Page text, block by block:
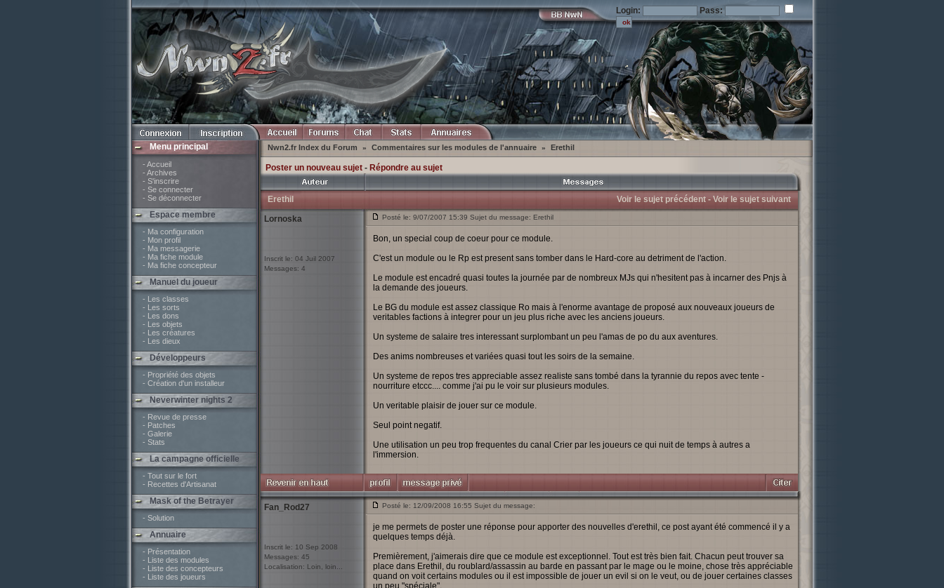
Login: Pass:
Menu principal
- Accueil
- Archives
- S'inscrire
- Se connecter
- Se déconnecter
Espace membre
- Ma configuration
- Mon profil
- Ma messagerie
- Ma fiche module
- Ma fiche concepteur
Manuel du joueur
- Les classes
- Les sorts
- Les dons
- Les objets
- Les créatures
- Les dieux
Développeurs
- Propriété des objets
- Création d'un installeur
Neverwinter nights 2
- Revue de presse
- Patches
- Galerie
- Stats
La campagne officielle
- Tout sur le fort
- Recettes d'Artisanat
Mask of the Betrayer
- Solution
Annuaire
- Présentation
- Liste des modules
- Liste des concepteurs
- Liste des joueurs
Nwn2.fr Index du Forum » Commentaires sur les modules de l'annuaire » Erethil
Poster un nouveau sujet- Répondre au sujet
Erethil Voir le sujet précédent - Voir le sujet suivant
Lornoska
Inscrit le: 04 Juil 2007
Messages: 4
Posté le: 9/07/2007 15:39 Sujet du message: Erethil
Bon, un special coup de coeur pour ce module.
C'est un module ou le Rp est present sans tomber dans le Hard-core au detriment de l'action.
Le module est encadré quasi toutes la journée par de nombreux MJs qui n'hesitent pas à incarner des Pnjs à
la demande des joueurs.
Le BG du module est assez classique Ro mais à l'enorme avantage de proposé aux nouveaux joueurs de
veritables factions à integrer pour un jeu plus riche avec les anciens joueurs.
Un systeme de salaire tres interessant surplombant un peu l'amas de po du aux aventures.
Des anims nombreuses et variées quasi tout les soirs de la semaine.
Un systeme de repos tres appreciable assez realiste sans tombé dans la tyrannie du repos avec tente -
nourriture etccc.... comme j'ai pu le voir sur plusieurs modules.
Un veritable plaisir de jouer sur ce module.
Seul point negatif.
Une utilisation un peu trop frequentes du canal Crier par les joueurs ce qui nuit de temps à autres a
l'immersion.
Fan_Rod27
Inscrit le: 10 Sep 2008
Messages: 45
Localisation: Loin, loin...
Posté le: 12/09/2008 16:55 Sujet du message:
je me permets de poster une réponse pour apporter des nouvelles d'erethil, ce post ayant été commencé il y a
quelques temps déjà.
Premièrement, j'aimerais dire que ce module est exceptionnel. Tout est très bien fait. Chacun peut trouver sa
place dans Erethil, du roublard/assassin au barde en passant par le mage ou le moine, chose très appréciable
quand on voit certains modules ou il est impossible de jouer un evil si on le veut, ou de jouer certaines classes
un peu "spéciale".